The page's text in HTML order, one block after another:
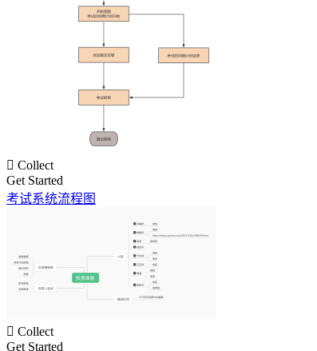
 Collect
Get Started
考试系统流程图
 Collect
Get Started